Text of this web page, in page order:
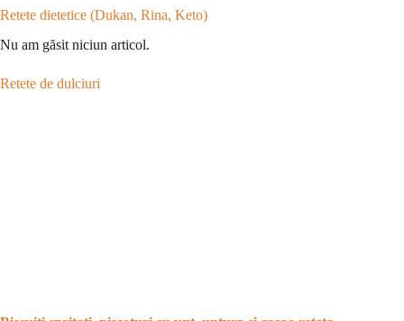
Retete dietetice (Dukan, Rina, Keto)
Nu am găsit niciun articol.
Retete de dulciuri